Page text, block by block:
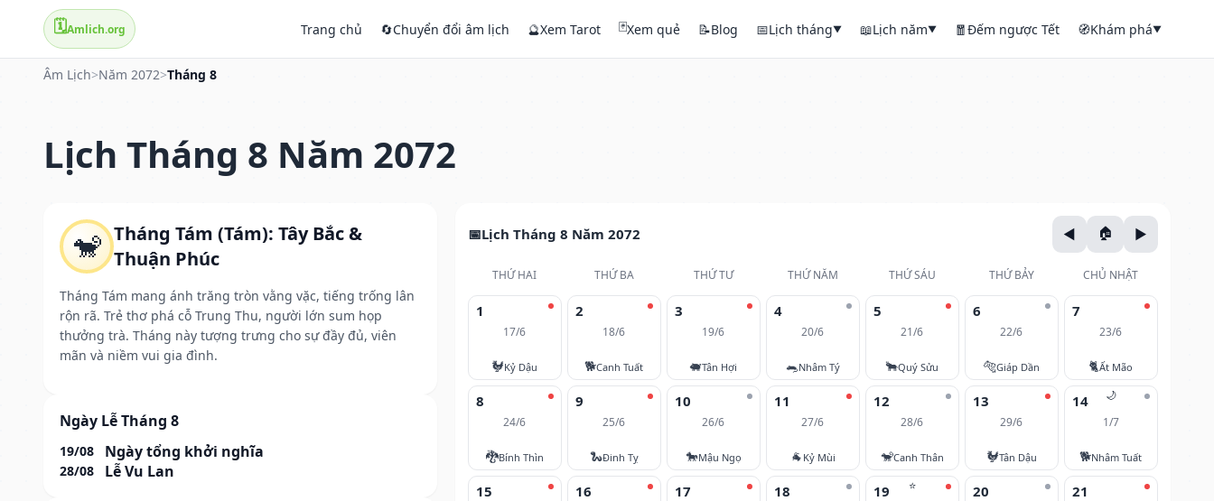
🗓️Amlich.org Trang chủ 🔄Chuyển đổi âm lịch 🔮Xem Tarot 🃏Xem quẻ 📝Blog 📅Lịch tháng▼ 📖Lịch năm▼ 🧧Đếm ngược Tết 🧭Khám phá▼
Âm Lịch>Năm 2072>Tháng 8
Lịch Tháng 8 Năm 2072
🐒 Tháng Tám (Tám): Tây Bắc &
Thuận Phúc
Tháng Tám mang ánh trăng tròn vằng vặc, tiếng trống lân
rộn rã. Trẻ thơ phá cỗ Trung Thu, người lớn sum họp
thưởng trà. Tháng này tượng trưng cho sự đầy đủ, viên
mãn và niềm vui gia đình.
Ngày Lễ Tháng 8
19/08 Ngày tổng khởi nghĩa
28/08 Lễ Vu Lan
Lịch Tháng 8 Năm 2072
THỨ HAI THỨ BA THỨ TƯ THỨ NĂM THỨ SÁU THỨ BẢY CHỦ NHẬT
1
17/6
🐓Kỷ Dậu
2
18/6
🐕Canh Tuất
3
19/6
🐖Tân Hợi
4
20/6
🐀Nhâm Tý
5
21/6
🐂Quý Sửu
6
22/6
🐅Giáp Dần
7
23/6
🐈Ất Mão
8
24/6
🐉Bính Thìn
9
25/6
🐍Đinh Tỵ
10
26/6
🐎Mậu Ngọ
11
27/6
🐐 Kỷ Mùi
12
28/6
🐒Canh Thân
13
29/6
🐓Tân Dậu
🌙
14
1/7
🐕Nhâm Tuất
15 16 17 18 ⭐
19 20 21